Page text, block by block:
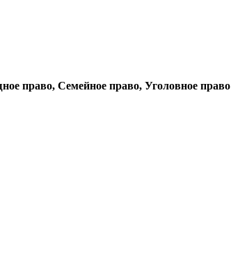
право, Семейное право, Уголовное право